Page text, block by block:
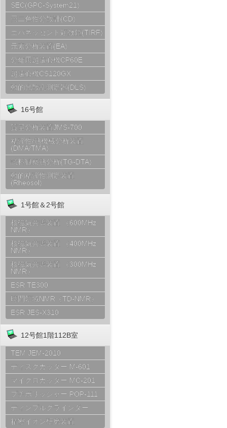
SEC(GPC-System21)
円二色性分散計(CD)
エバネッセント顕微鏡(TIRF)
元素分析装置(EA)
分離用超遠心機CP60E
超遠心機CS120GX
動的光散乱測定器(DLS)
16号館
質量分析装置JMS-700
粘弾性/熱機械分析装置
(DMA/TMA)
試料観察熱分析(TG-DTA)
動的粘弾性測定装置
(Rheosol)
1号館＆2号館
核磁気共鳴装置 （600MHz
NMR）
核磁気共鳴装置 （400MHz
NMR）
核磁気共鳴装置 （300MHz
NMR）
ESR TE300
時間領域NMR（TD-NMR）
ESR JES-X310
12号館1階112B室
TEM JEM-2010
ディスクカッター M-601
マイクロカッター MC-201
プチポリッシャー POP-111
ディンプルグラインダー
精密イオン研磨装置